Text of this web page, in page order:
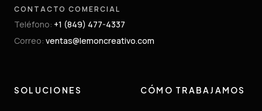
CONTACTO COMERCIAL
Teléfono: +1 (849) 477-4337
Correo: ventas@lemoncreativo.com
SOLUCIONES CÓMO TRABAJAMOS